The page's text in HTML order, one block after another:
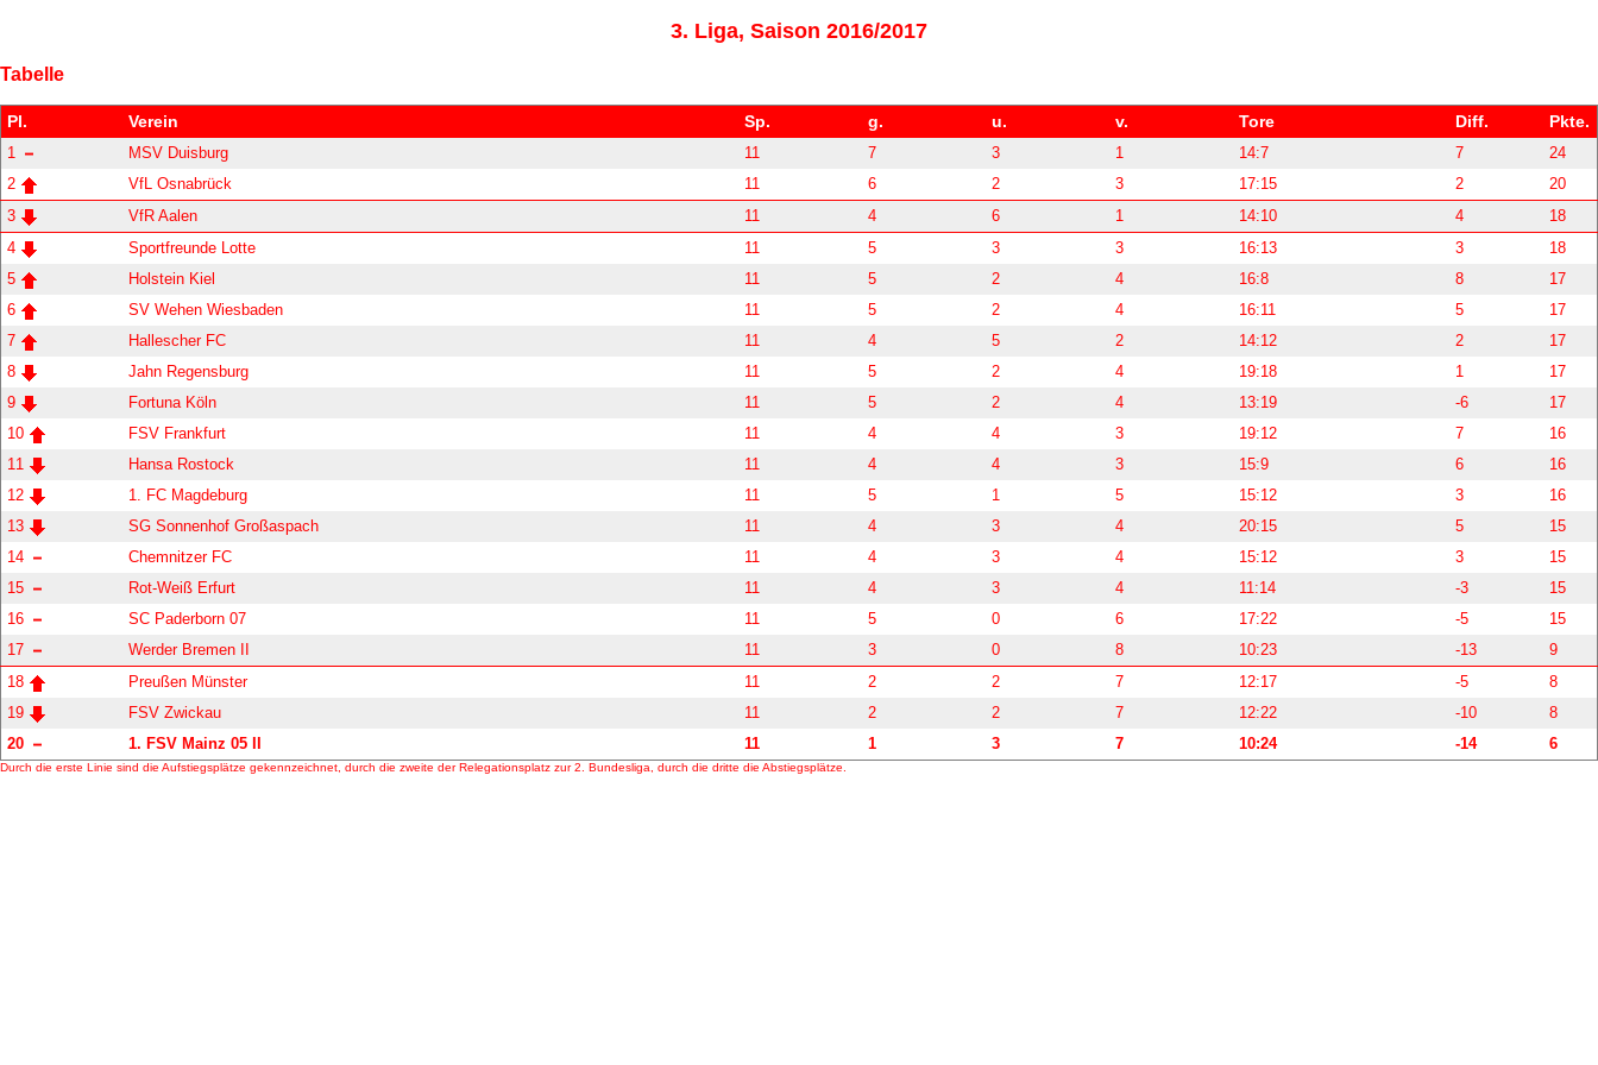
3. Liga, Saison 2016/2017
Tabelle
Pl. Verein Sp. g. u. v. Tore Diff. Pkte.
1 MSV Duisburg 11 7 3 1 14:7 7
24
2
VfL Osnabrück 11 6 2 3 17:15 2
20
3
VfR Aalen 11 4 6 1 14:10 4
18
4
Sportfreunde Lotte 11 5 3 3 16:13 3
18
5
Holstein Kiel 11 5 2 4 16:8 8
17
6
SV Wehen Wiesbaden 11 5 2 4 16:11 5
17
7
Hallescher FC 11 4 5 2 14:12 2
17
8
Jahn Regensburg 11 5 2 4 19:18 1
17
9
Fortuna Köln 11 5 2 4 13:19 -6
17
10
FSV Frankfurt 11 4 4 3 19:12 7
16
11
Hansa Rostock 11 4 4 3 15:9 6
16
12
1. FC Magdeburg 11 5 1 5 15:12 3
16
13
SG Sonnenhof Großaspach 11 4 3 4 20:15 5
15
14
Chemnitzer FC 11 4 3 4 15:12 3
15
15
Rot-Weiß Erfurt 11 4 3 4 11:14 -3
15
16
SC Paderborn 07 11 5 0 6 17:22 -5
15
17
Werder Bremen II 11 3 0 8 10:23 -13
9
18
Preußen Münster 11 2 2 7 12:17 -5
8
19
FSV Zwickau 11 2 2 7 12:22 -10
8
20
1. FSV Mainz 05 II 11 1 3 7 10:24 -14 6
Durch die erste Linie sind die Aufstiegsplätze gekennzeichnet, durch die zweite der Relegationsplatz zur 2. Bundesliga, durch die dritte die Abstiegsplätze.